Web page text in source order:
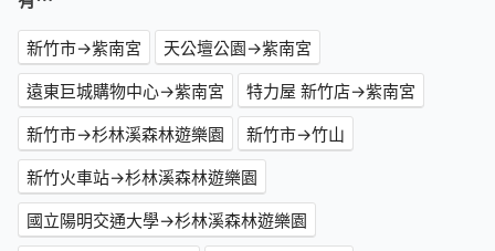
新竹市→紫南宮
天公壇公園→紫南宮
遠東巨城購物中心→紫南宮
特力屋 新竹店→紫南宮
新竹市→杉林溪森林遊樂園
新竹市→竹山
新竹火車站→杉林溪森林遊樂園
國立陽明交通大學→杉林溪森林遊樂園